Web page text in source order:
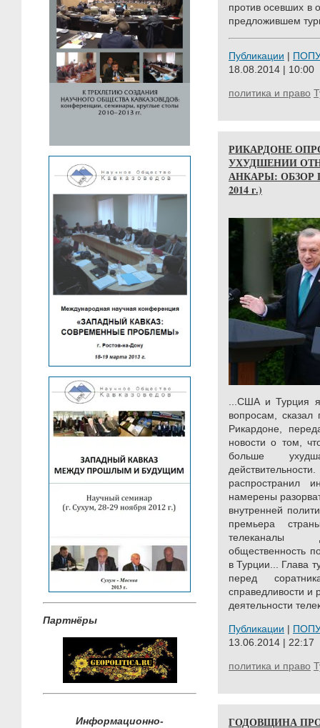
Партнёры
Информационно-
против осевших в
предложившем
Публикации |
18.08.2014 | 10:00
политика и право
РИКАРДОНЕ
УХУДШЕНИИ
АНКАРЫ: ОБЗОР
2014 г.)
...США и Турция
вопросам,
Рикардоне,
новости о том,
больше
намерены
внутренней
премьера
телеканалы
общественность
в Турции... Глава
перед
справедливости и
деятельности
Публикации |
13.06.2014 | 22:17
политика и право
ГОДОВЩИНА